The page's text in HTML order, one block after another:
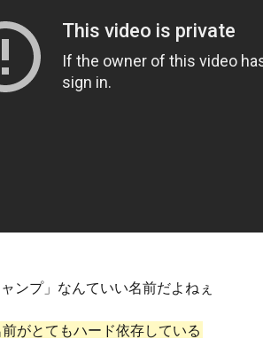
ャンプ」なんていい名前だよねぇ
がとてもハード依存している